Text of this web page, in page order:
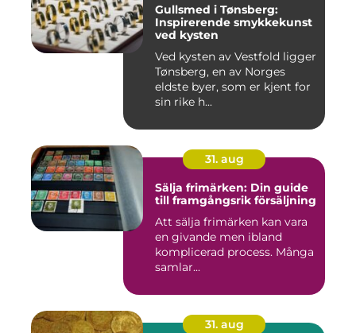
Gullsmed i Tønsberg:
Inspirerende smykkekunst
ved kysten
Ved kysten av Vestfold ligger
Tønsberg, en av Norges
eldste byer, som er kjent for
sin rike h...
31. aug
Sälja frimärken: Din guide
till framgångsrik försäljning
Att sälja frimärken kan vara
en givande men ibland
komplicerad process. Många
samlar...
31. aug